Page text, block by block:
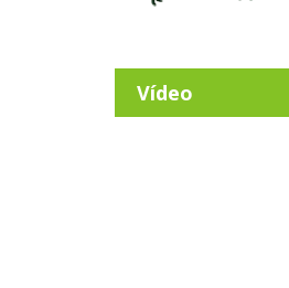
Vídeo